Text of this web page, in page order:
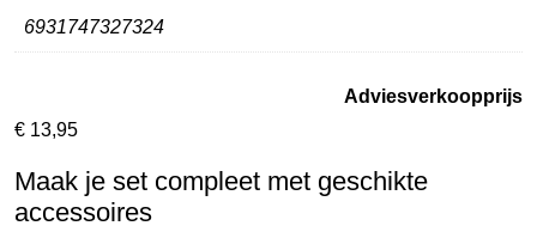
6931747327324
Adviesverkoopprijs
€ 13,95
Maak je set compleet met geschikte
accessoires